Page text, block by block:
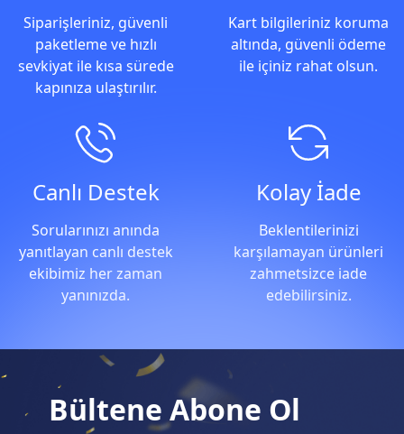
Siparişleriniz, güvenli
paketleme ve hızlı
sevkiyat ile kısa sürede
kapınıza ulaştırılır.
Kart bilgileriniz koruma
altında, güvenli ödeme
ile içiniz rahat olsun.
Canlı Destek
Sorularınızı anında
yanıtlayan canlı destek
ekibimiz her zaman
yanınızda.
Kolay İade
Beklentilerinizi
karşılamayan ürünleri
zahmetsizce iade
edebilirsiniz.
Bültene Abone Ol